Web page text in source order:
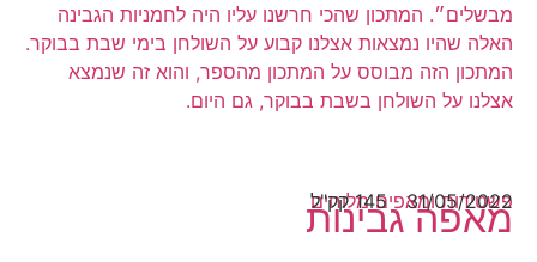
מבשלים״. המתכון שהכי חרשנו עליו היה לחמניות הגבינה
האלה שהיו נמצאות אצלנו קבוע על השולחן בימי שבת בבוקר.
המתכון הזה מבוסס על המתכון מהספר, והוא זה שנמצא
אצלנו על השולחן בשבת בבוקר, גם היום.
מאפה גבינות
פשטידות ומאפים מלוחים
31/05/2022 145 קק"ל